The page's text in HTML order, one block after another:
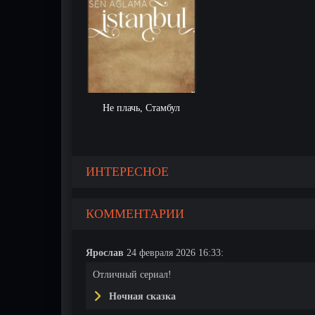
Не плачь, Стамбул
ИНТЕРЕСНОЕ
КОММЕНТАРИИ
Ярослав 24 февраля 2026 16:33:
Отличный сериал!
Ночная сказка